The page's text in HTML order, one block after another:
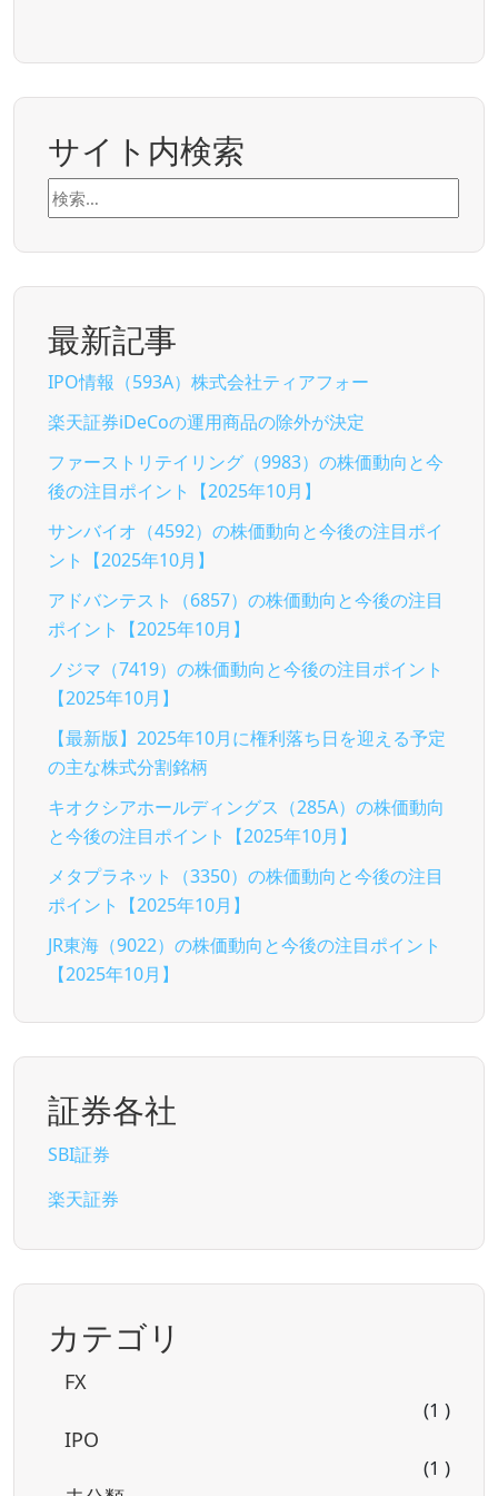
サイト内検索
検
索:
最新記事
IPO情報（593A）株式会社ティアフォー
楽天証券iDeCoの運用商品の除外が決定
ファーストリテイリング（9983）の株価動向と今
後の注目ポイント【2025年10月】
サンバイオ（4592）の株価動向と今後の注目ポイ
ント【2025年10月】
アドバンテスト（6857）の株価動向と今後の注目
ポイント【2025年10月】
ノジマ（7419）の株価動向と今後の注目ポイント
【2025年10月】
【最新版】2025年10月に権利落ち日を迎える予定
の主な株式分割銘柄
キオクシアホールディングス（285A）の株価動向
と今後の注目ポイント【2025年10月】
メタプラネット（3350）の株価動向と今後の注目
ポイント【2025年10月】
JR東海（9022）の株価動向と今後の注目ポイント
【2025年10月】
証券各社
SBI証券
楽天証券
カテゴリ
FX
(1 )
IPO
(1 )